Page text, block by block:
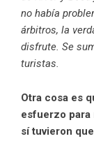
no había
árbitros, la
disfrute. Se
turistas.
Otra cosa es
esfuerzo para
sí tuvieron